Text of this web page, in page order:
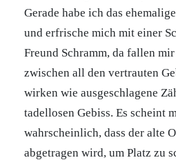
Gerade habe ich das
und erfrische mich mit einer
Freund Schramm, da fallen
zwischen all den vertrauten
wirken wie ausgeschlagene
tadellosen Gebiss. Es scheint
wahrscheinlich, dass der alte
abgetragen wird, um Platz zu